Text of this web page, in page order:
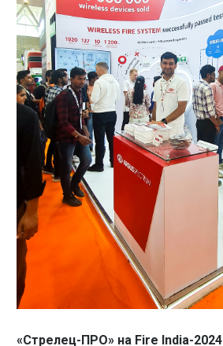
«Стрелец-ПРО» на Fire India-2024